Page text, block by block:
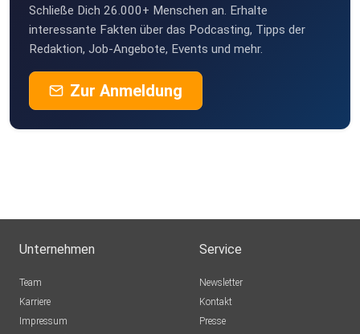
Schließe Dich 26.000+ Menschen an. Erhalte
interessante Fakten über das Podcasting, Tipps der
Redaktion, Job-Angebote, Events und mehr.
Zur Anmeldung
Unternehmen
Team
Karriere
Impressum
Service
Newsletter
Kontakt
Presse